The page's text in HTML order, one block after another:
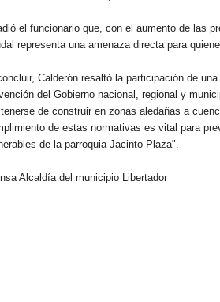
el funcionario que, con el aumento de las
representa una amenaza directa para
Calderón resaltó la participación de
del Gobierno nacional, regional y
de construir en zonas aledañas a
de estas normativas es vital para
de la parroquia Jacinto Plaza".
Alcaldía del municipio Libertador